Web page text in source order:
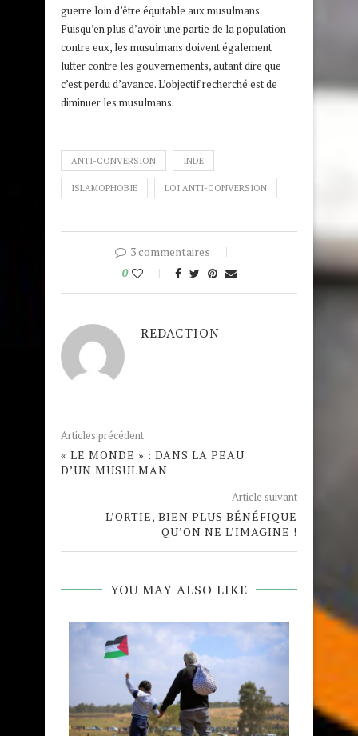
guerre loin d’être équitable aux musulmans.
Puisqu’en plus d’avoir une partie de la population
contre eux, les musulmans doivent également
lutter contre les gouvernements, autant dire que
c’est perdu d’avance. L’objectif recherché est de
diminuer les musulmans.
ANTI-CONVERSION INDE
ISLAMOPHOBIE LOI ANTI-CONVERSION
3 commentaires
0
REDACTION
Articles précédent
« LE MONDE » : DANS LA PEAU
D’UN MUSULMAN
Article suivant
L’ORTIE, BIEN PLUS BÉNÉFIQUE
QU’ON NE L’IMAGINE !
YOU MAY ALSO LIKE